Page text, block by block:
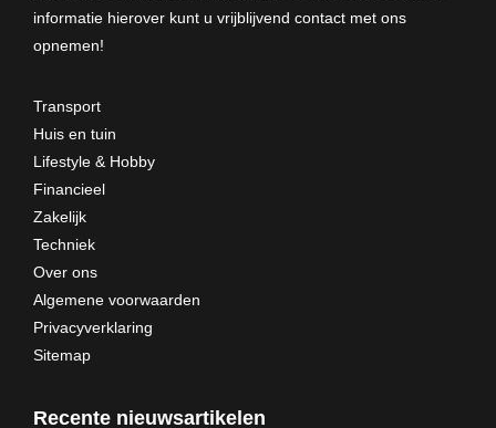
informatie hierover kunt u vrijblijvend contact met ons
opnemen!
Transport
Huis en tuin
Lifestyle & Hobby
Financieel
Zakelijk
Techniek
Over ons
Algemene voorwaarden
Privacyverklaring
Sitemap
Recente nieuwsartikelen